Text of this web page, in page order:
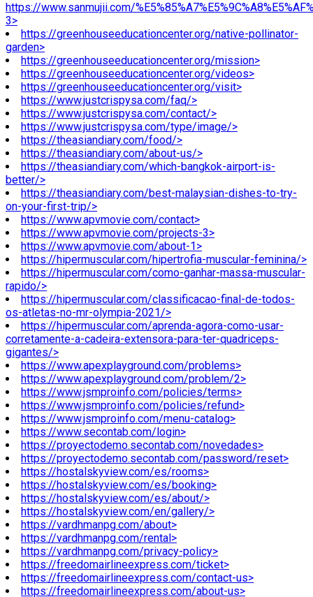
https://www.sanmujii.com/
3>
https://greenhouseeducationcenter.org/native-pollinator-
garden>
https://greenhouseeducationcenter.org/mission>
https://greenhouseeducationcenter.org/videos>
https://greenhouseeducationcenter.org/visit>
https://www.justcrispysa.com/faq/>
https://www.justcrispysa.com/contact/>
https://www.justcrispysa.com/type/image/>
https://theasiandiary.com/food/>
https://theasiandiary.com/about-us/>
https://theasiandiary.com/which-bangkok-airport-is-
better/>
https://theasiandiary.com/best-malaysian-dishes-to-try-
on-your-first-trip/>
https://www.apvmovie.com/contact>
https://www.apvmovie.com/projects-3>
https://www.apvmovie.com/about-1>
https://hipermuscular.com/hipertrofia-muscular-feminina/>
https://hipermuscular.com/como-ganhar-massa-muscular-
rapido/>
https://hipermuscular.com/classificacao-final-de-todos-
os-atletas-no-mr-olympia-2021/>
https://hipermuscular.com/aprenda-agora-como-usar-
corretamente-a-cadeira-extensora-para-ter-quadriceps-
gigantes/>
https://www.apexplayground.com/problems>
https://www.apexplayground.com/problem/2>
https://www.jsmproinfo.com/policies/terms>
https://www.jsmproinfo.com/policies/refund>
https://www.jsmproinfo.com/menu-catalog>
https://www.secontab.com/login>
https://proyectodemo.secontab.com/novedades>
https://proyectodemo.secontab.com/password/reset>
https://hostalskyview.com/es/rooms>
https://hostalskyview.com/es/booking>
https://hostalskyview.com/es/about/>
https://hostalskyview.com/en/gallery/>
https://vardhmanpg.com/about>
https://vardhmanpg.com/rental>
https://vardhmanpg.com/privacy-policy>
https://freedomairlineexpress.com/ticket>
https://freedomairlineexpress.com/contact-us>
https://freedomairlineexpress.com/about-us>